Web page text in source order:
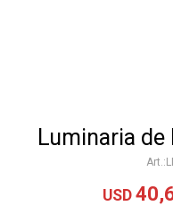
Luminaria
USD